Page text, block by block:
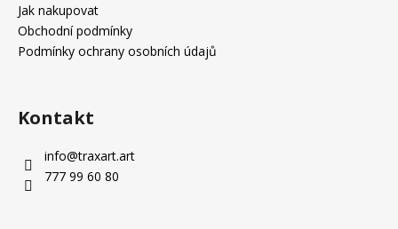
Jak nakupovat
Obchodní podmínky
Podmínky ochrany osobních údajů
Kontakt
info@traxart.art
777 99 60 80